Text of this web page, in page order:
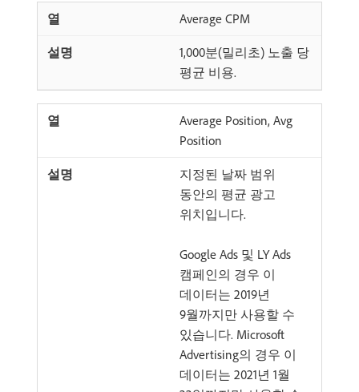
Average CPM
1,000분(밀리초) 노출 당
평균 비용.
Average Position, Avg
Position
지정된 날짜 범위
동안의 평균 광고
위치입니다.
Google Ads 및 LY Ads
캠페인의 경우 이
데이터는 2019년
9월까지만 사용할 수
있습니다. Microsoft
Advertising의 경우 이
데이터는 2021년 1월